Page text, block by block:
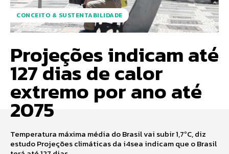
CONCEITO & SUSTENTABILIDADE
Projeções indicam até
127 dias de calor
extremo por ano até
2075
Temperatura máxima média do Brasil vai subir 1,7ºC, diz
estudo Projeções climáticas da i4sea indicam que o Brasil